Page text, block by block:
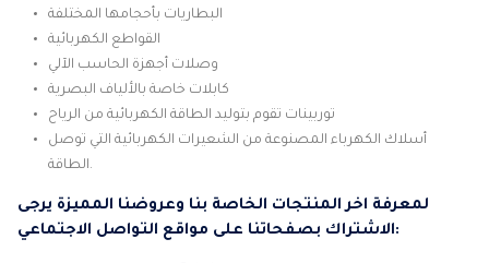
البطاريات بأحجامها المختلفة
القواطع الكهربائية
وصلات أجهزة الحاسب الآلي
كابلات خاصة بالألياف البصرية
توربينات تقوم بتوليد الطاقة الكهربائية من الرياح
أسلاك الكهرباء المصنوعة من الشعيرات الكهربائية التي توصل
الطاقة.
لمعرفة اخر المنتجات الخاصة بنا وعروضنا المميزة يرجى
الاشتراك بصفحاتنا على مواقع التواصل الاجتماعي: